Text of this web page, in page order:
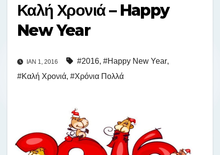
Καλή Χρονιά – Happy
New Year
ΙΑΝ 1, 2016 #2016, #Happy New Year,
#Καλή Χρονιά, #Χρόνια Πολλά